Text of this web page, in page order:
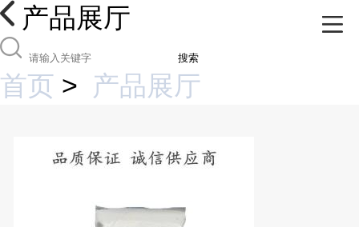
产品展厅
搜索
首页 > 产品展厅